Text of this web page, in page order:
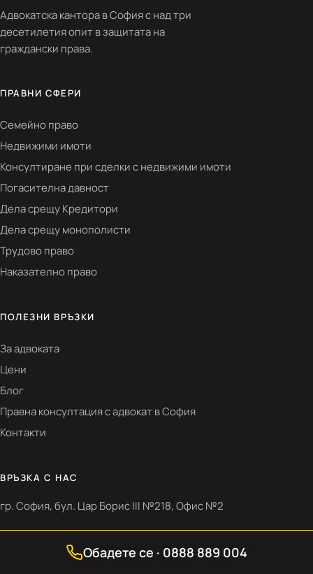
Адвокатска кантора в София с над три
десетилетия опит в защитата на
граждански права.
ПРАВНИ СФЕРИ
Семейно право
Недвижими имоти
Консултиране при сделки с недвижими имоти
Погасителна давност
Дела срещу Кредитори
Дела срещу монополисти
Трудово право
Наказателно право
ПОЛЕЗНИ ВРЪЗКИ
За адвоката
Цени
Блог
Правна консултация с адвокат в София
Контакти
ВРЪЗКА С НАС
гр. София, бул. Цар Борис III №218, Офис №2
0888 889 004
Обадете се · 0888 889 004